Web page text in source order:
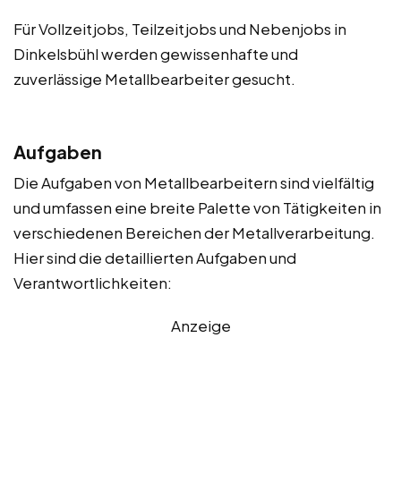
Für Vollzeitjobs, Teilzeitjobs und Nebenjobs in
Dinkelsbühl werden gewissenhafte und
zuverlässige Metallbearbeiter gesucht.
Aufgaben
Die Aufgaben von Metallbearbeitern sind vielfältig
und umfassen eine breite Palette von Tätigkeiten in
verschiedenen Bereichen der Metallverarbeitung.
Hier sind die detaillierten Aufgaben und
Verantwortlichkeiten:
Anzeige